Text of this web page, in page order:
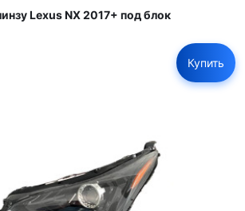
Lexus NX 2017+ под блок
Купить